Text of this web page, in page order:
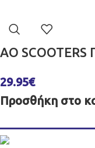
AO
29.95€
Προσθήκη στο